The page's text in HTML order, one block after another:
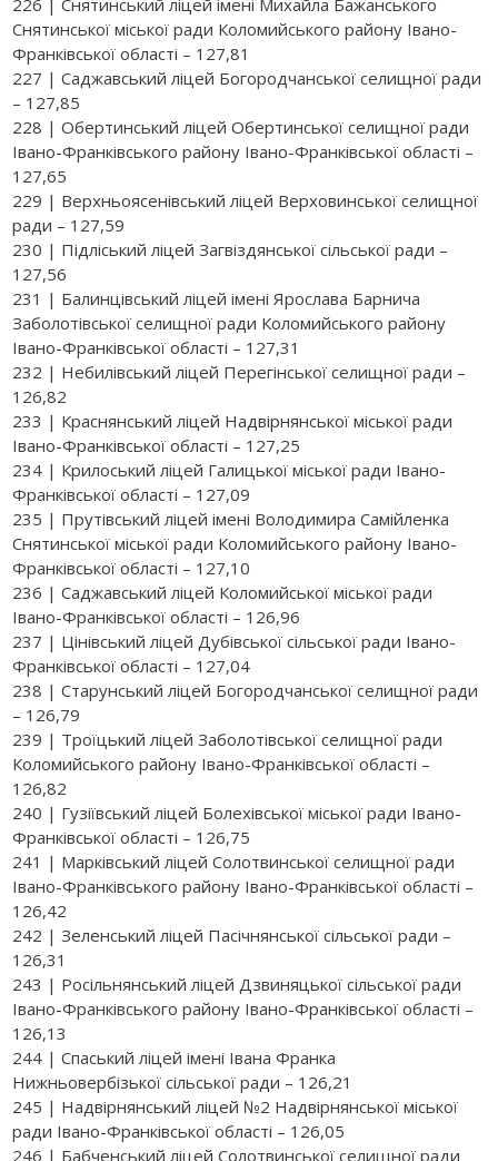
Снятинської міської ради Коломийського району Івано-
Франківської області – 127,81
227 | Саджавський ліцей Богородчанської селищної ради
– 127,85
228 | Обертинський ліцей Обертинської селищної ради
Івано-Франківського району Івано-Франківської області –
127,65
229 | Верхньоясенівський ліцей Верховинської селищної
ради – 127,59
230 | Підліський ліцей Загвіздянської сільської ради –
127,56
231 | Балинцівський ліцей імені Ярослава Барнича
Заболотівської селищної ради Коломийського району
Івано-Франківської області – 127,31
232 | Небилівський ліцей Перегінської селищної ради –
126,82
233 | Краснянський ліцей Надвірнянської міської ради
Івано-Франківської області – 127,25
234 | Крилоський ліцей Галицької міської ради Івано-
Франківської області – 127,09
235 | Прутівський ліцей імені Володимира Самійленка
Снятинської міської ради Коломийського району Івано-
Франківської області – 127,10
236 | Саджавський ліцей Коломийської міської ради
Івано-Франківської області – 126,96
237 | Цінівський ліцей Дубівської сільської ради Івано-
Франківської області – 127,04
238 | Старунський ліцей Богородчанської селищної ради
– 126,79
239 | Троїцький ліцей Заболотівської селищної ради
Коломийського району Івано-Франківської області –
126,82
240 | Гузіївський ліцей Болехівської міської ради Івано-
Франківської області – 126,75
241 | Марківський ліцей Солотвинської селищної ради
Івано-Франківського району Івано-Франківської області –
126,42
242 | Зеленський ліцей Пасічнянської сільської ради –
126,31
243 | Росільнянський ліцей Дзвиняцької сільської ради
Івано-Франківського району Івано-Франківської області –
126,13
244 | Спаський ліцей імені Івана Франка
Нижньовербізької сільської ради – 126,21
245 | Надвірнянський ліцей №2 Надвірнянської міської
ради Івано-Франківської області – 126,05
246 | Бабченський ліцей Солотвинської селищної ради